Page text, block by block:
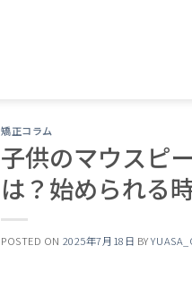
矯正コラム
子供のマウスピ
は？始められる
POSTED ON 2025年7月18日 BY